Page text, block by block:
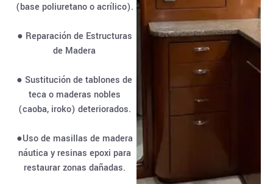
(base poliuretano o acrílico).
● Reparación de Estructuras
de Madera
● Sustitución de tablones de
teca o maderas nobles
(caoba, iroko) deteriorados.
●Uso de masillas de madera
náutica y resinas epoxi para
restaurar zonas dañadas.